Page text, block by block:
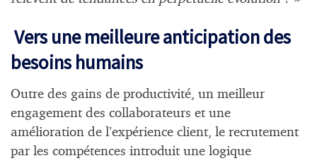
Vers une meilleure anticipation des
besoins humains
Outre des gains de productivité, un meilleur
engagement des collaborateurs et une
amélioration de l’expérience client, le recrutement
par les compétences introduit une logique